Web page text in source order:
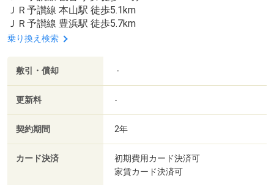
ＪＲ予讃線 本山駅 徒歩5.1km
ＪＲ予讃線 豊浜駅 徒歩5.7km
乗り換え検索
敷引・償却 -
更新料 -
契約期間 2年
カード決済
初期費用カード決済可
家賃カード決済可